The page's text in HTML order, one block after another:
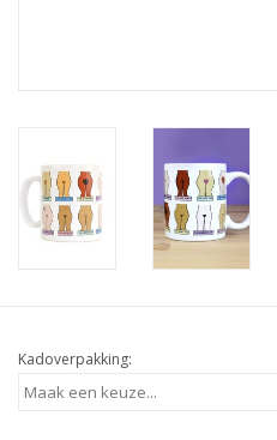
Kadoverpakking: